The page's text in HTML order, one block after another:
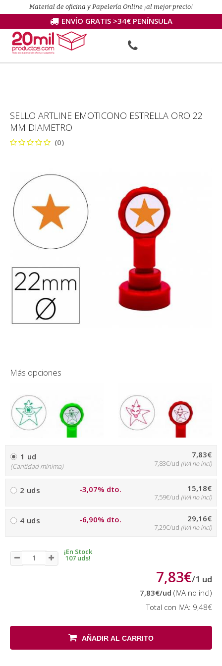
Material de oficina y Papelería Online ¡al mejor precio!
ENVÍO GRATIS >34€ PENÍNSULA
SELLO ARTLINE EMOTICONO ESTRELLA ORO 22
MM DIAMETRO
(0)
Más opciones
1 ud
(Cantidad mínima)
7,83€
7,83€/ud (IVA no incl)
2 uds -3,07% dto. 15,18€
7,59€/ud (IVA no incl)
4 uds -6,90% dto. 29,16€
7,29€/ud (IVA no incl)
¡En Stock
107 uds!
7,83€/1 ud
7,83€/ud (IVA no incl)
Total con IVA: 9,48€
AÑADIR AL CARRITO